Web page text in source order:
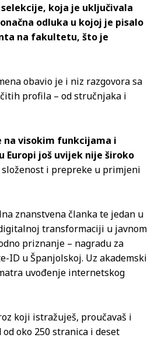
koja je uključivala
odluka u kojoj je pisalo
na fakultetu, što je
obavio je i niz razgovora sa
profila – od stručnjaka i
na visokim funkcijama i
još uvijek nije široko
i prepreke u primjeni
znanstvena članka te jedan u
transformaciji u javnom
priznanje – nagradu za
ID u Španjolskoj. Uz akademski
uvođenje internetskog
koji istražuješ, proučavaš i
oko 250 stranica i deset